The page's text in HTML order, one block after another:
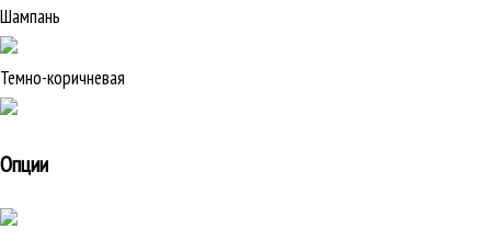
Шампань
Темно-коричневая
Опции